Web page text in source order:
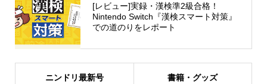
[レビュー]実録・漢検準2級合格！
Nintendo Switch『漢検スマート対策』
での道のりをレポート
ニンドリ最新号 書籍・グッズ